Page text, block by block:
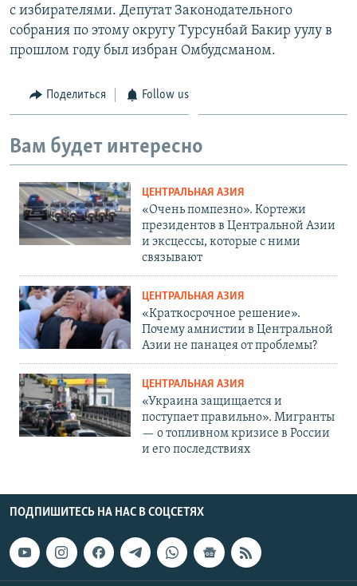
с избирателями. Депутат Законодательного
собрания по этому округу Турсунбай Бакир уулу в
прошлом году был избран Омбудсманом.
Поделиться Follow us
Вам будет интересно
ЦЕНТРАЛЬНАЯ АЗИЯ
«Очень помпезно». Кортежи
президентов в Центральной Азии
и эксцессы, которые с ними
связывают
ЦЕНТРАЛЬНАЯ АЗИЯ
«Краткосрочное решение».
Почему амнистии в Центральной
Азии не панацея от проблемы?
ЦЕНТРАЛЬНАЯ АЗИЯ
«Украина защищается и
поступает правильно». Мигранты
— о топливном кризисе в России
и его последствиях
ПОДПИШИТЕСЬ НА НАС В СОЦСЕТЯХ